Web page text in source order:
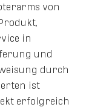
von
in
und
durch
ist
erfolgreich